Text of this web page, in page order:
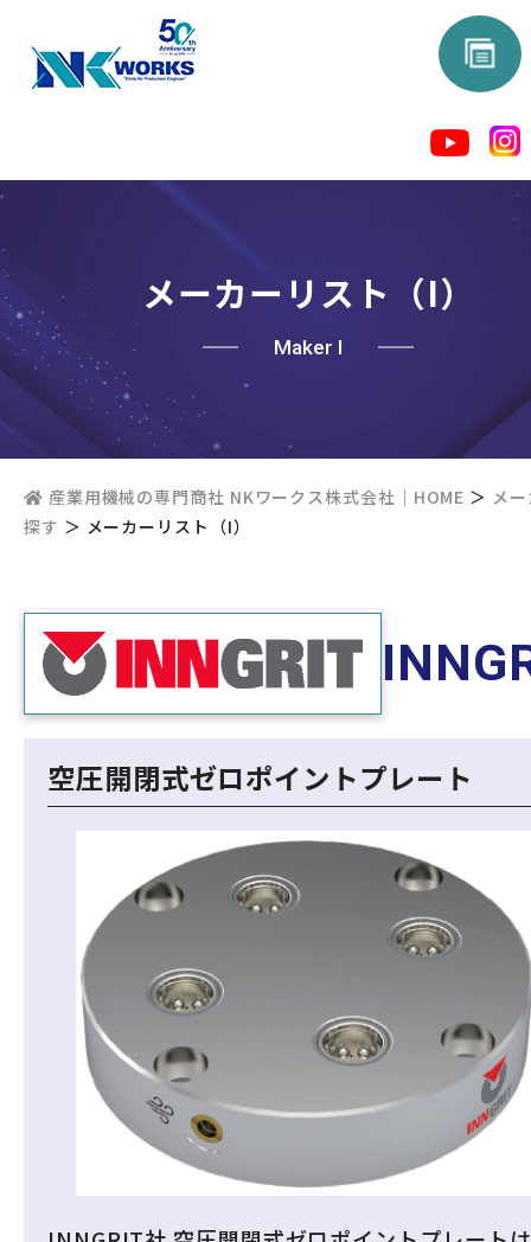
メーカーリスト（I）
Maker I
産業用機械の専門商社 NKワークス株式会社｜HOME ＞ メ
探す ＞ メーカーリスト（I）
空圧開閉式ゼロポイントプレート